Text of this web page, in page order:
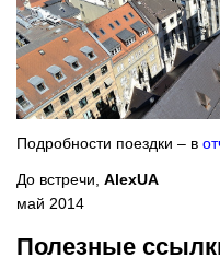
Подробности поездки – в
До встречи, AlexUA
май 2014
Полезные